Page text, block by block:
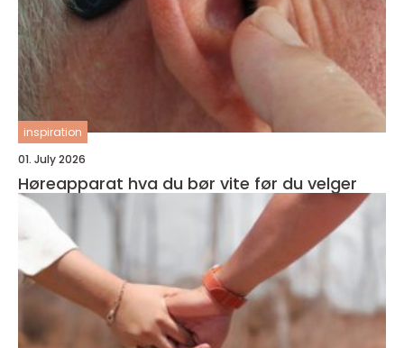
inspiration
01. July 2026
Høreapparat hva du bør vite før du velger